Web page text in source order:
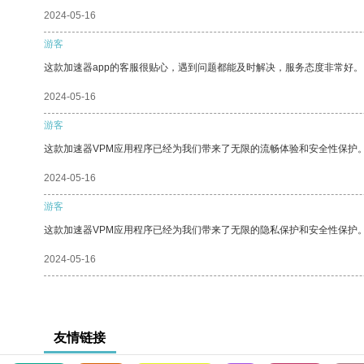
2024-05-16
游客
这款加速器app的客服很贴心，遇到问题都能及时解决，服务态度非常好。
2024-05-16
游客
这款加速器VPM应用程序已经为我们带来了无限的流畅体验和安全性保护
2024-05-16
游客
这款加速器VPM应用程序已经为我们带来了无限的隐私保护和安全性保护
2024-05-16
友情链接